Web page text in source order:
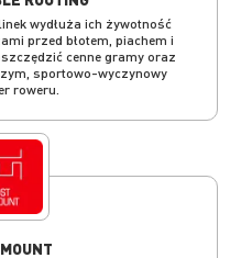
wydłuża ich żywotność
przed błotem, piachem i
cenne gramy oraz
sportowo-wyczynowy
roweru.